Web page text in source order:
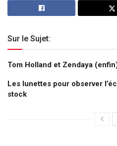
Sur le Sujet:
Tom Holland et Zendaya
Les lunettes pour observer
stock